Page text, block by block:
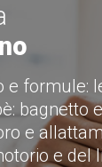
e formule:
bagnetto
e
e del